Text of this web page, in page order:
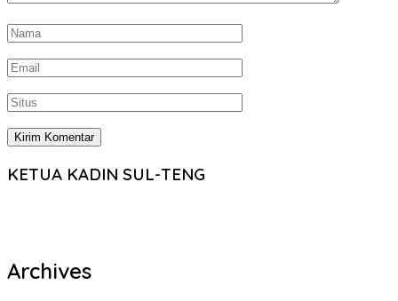
KETUA KADIN SUL-TENG
Archives